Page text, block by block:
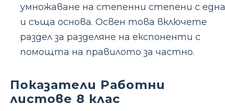
умножаване на степенни степени с една
и съща основа. Освен това включете
раздел за разделяне на експоненти с
помощта на правилото за частно.
Показатели Работни
листове 8 клас